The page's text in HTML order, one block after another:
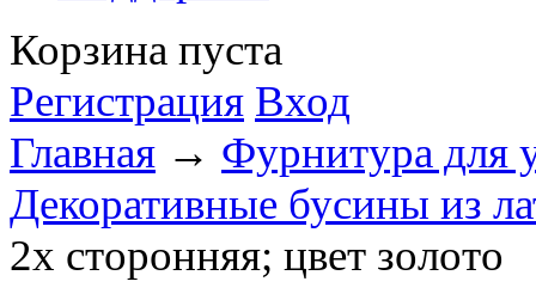
Корзина пуста
Регистрация Вход
Главная → Фурнитура для
Декоративные бусины из
2х сторонняя; цвет золото